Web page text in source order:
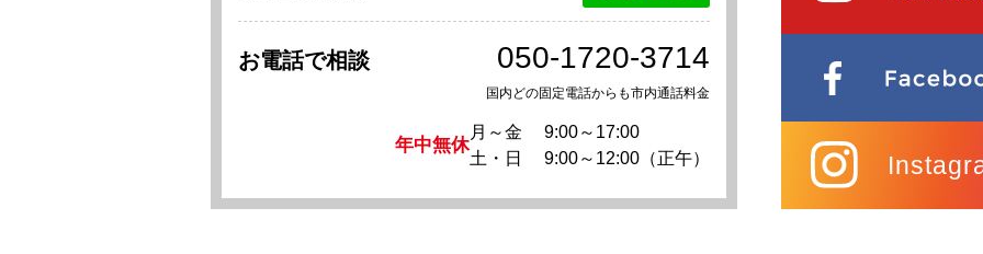
お電話で相談 050-1720-3714
国内どの固定電話からも市内通話料金
年中無休
月～金
9:00～17:00
土・日
9:00～12:00（正午）